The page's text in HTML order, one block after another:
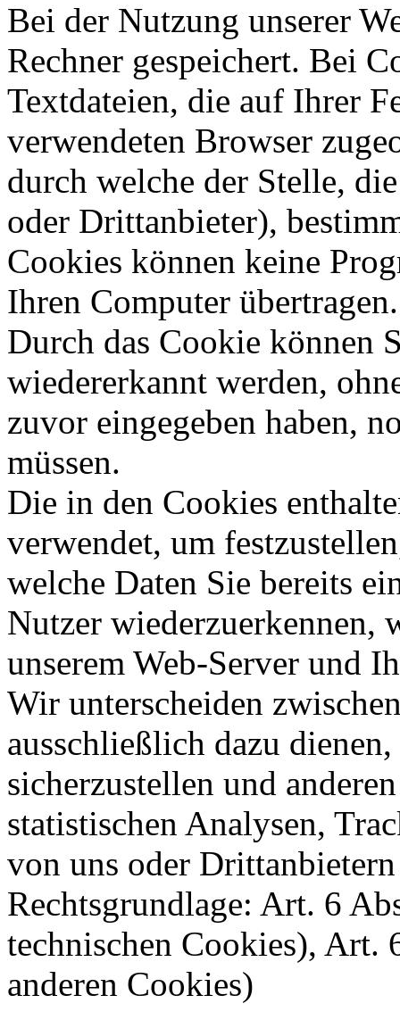
Bei der Nutzung unserer
Rechner gespeichert. Bei
Textdateien, die auf Ihrer
verwendeten Browser
durch welche der Stelle,
oder Drittanbieter),
Cookies können keine
Ihren Computer übertragen.
Durch das Cookie können
wiedererkannt werden,
zuvor eingegeben haben,
müssen.
Die in den Cookies
verwendet, um
welche Daten Sie bereits
Nutzer wiederzuerkennen,
unserem Web-Server und
Wir unterscheiden
ausschließlich dazu
sicherzustellen und
statistischen Analysen,
von uns oder
Rechtsgrundlage: Art. 6
technischen Cookies),
anderen Cookies)